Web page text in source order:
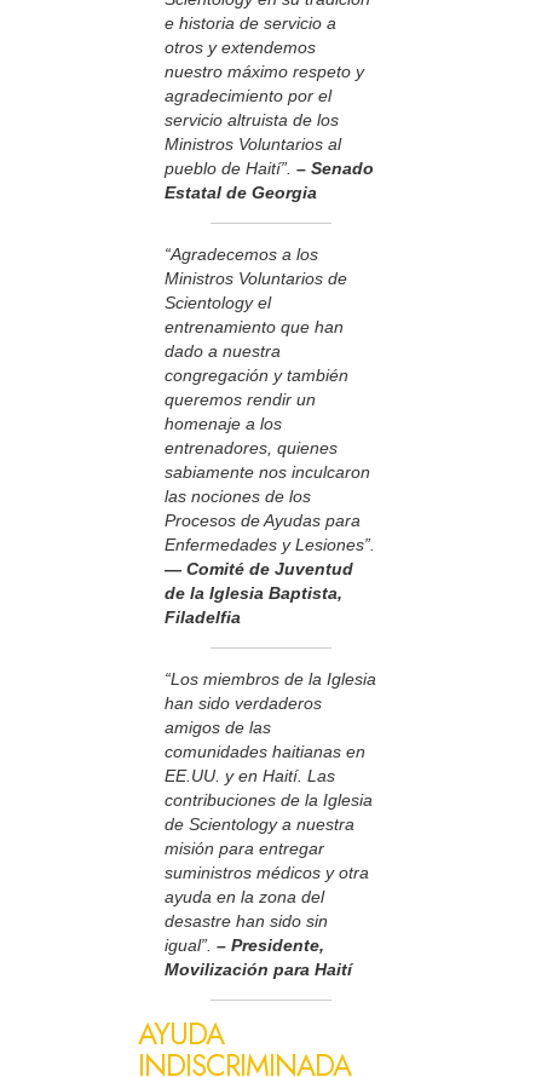
e historia de servicio a
otros y extendemos
nuestro máximo respeto y
agradecimiento por el
servicio altruista de los
Ministros Voluntarios al
pueblo de Haití”. – Senado
Estatal de Georgia
“Agradecemos a los
Ministros Voluntarios de
Scientology el
entrenamiento que han
dado a nuestra
congregación y también
queremos rendir un
homenaje a los
entrenadores, quienes
sabiamente nos inculcaron
las nociones de los
Procesos de Ayudas para
Enfermedades y Lesiones”.
— Comité de Juventud
de la Iglesia Baptista,
Filadelfia
“Los miembros de la Iglesia
han sido verdaderos
amigos de las
comunidades haitianas en
EE.UU. y en Haití. Las
contribuciones de la Iglesia
de Scientology a nuestra
misión para entregar
suministros médicos y otra
ayuda en la zona del
desastre han sido sin
igual”. – Presidente,
Movilización para Haití
AYUDA
INDISCRIMINADA